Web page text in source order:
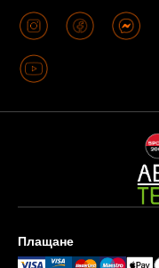
Плащане